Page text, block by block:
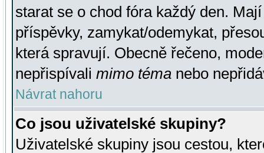
starat se o chod fóra každý den.
příspěvky, zamykat/odemykat,
která spravují. Obecně řečeno,
nepřispívali mimo téma nebo
Návrat nahoru
Co jsou uživatelské skupiny?
Uživatelské skupiny jsou cestou,